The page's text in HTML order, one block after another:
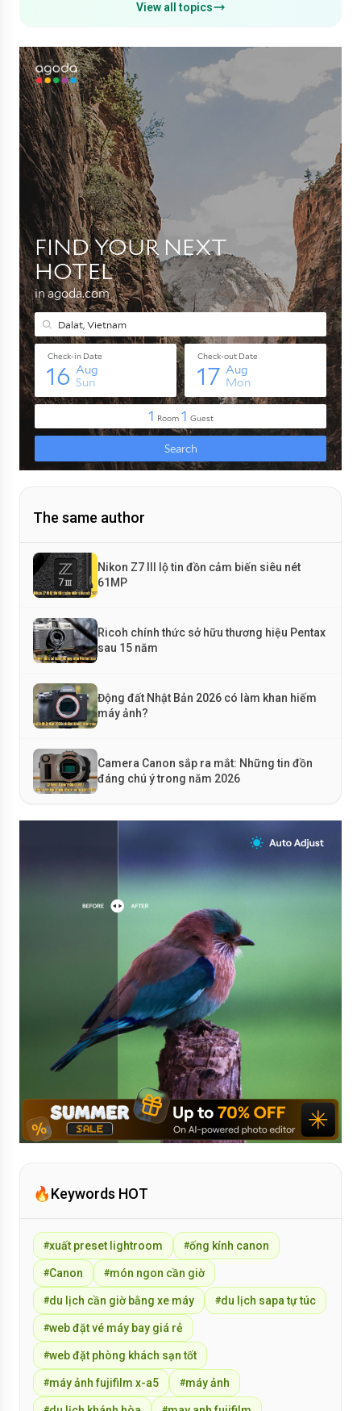
View all topics
The same author
Nikon Z7 III lộ tin đồn cảm biến siêu nét
61MP
Ricoh chính thức sở hữu thương hiệu Pentax
sau 15 năm
Động đất Nhật Bản 2026 có làm khan hiếm
máy ảnh?
Camera Canon sắp ra mắt: Những tin đồn
đáng chú ý trong năm 2026
🔥Keywords HOT
#xuất preset lightroom #ống kính canon
#Canon #món ngon cần giờ
#du lịch cần giờ bằng xe máy #du lịch sapa tự túc
#web đặt vé máy bay giá rẻ
#web đặt phòng khách sạn tốt
#máy ảnh fujifilm x-a5 #máy ảnh